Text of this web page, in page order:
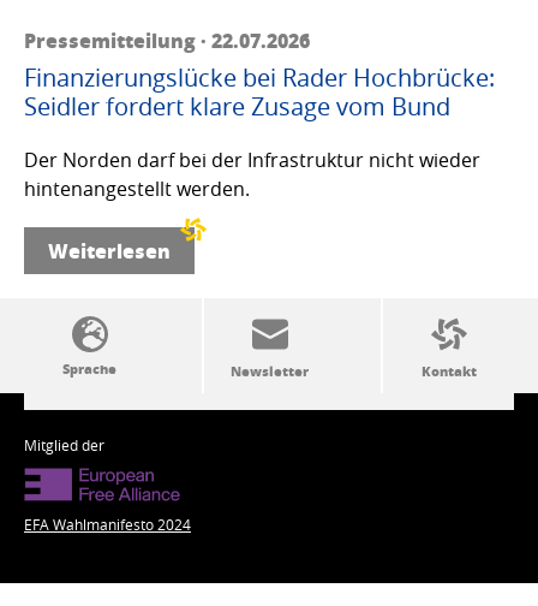
Pressemitteilung · 22.07.2026
Finanzierungslücke bei Rader Hochbrücke:
Seidler fordert klare Zusage vom Bund
Der Norden darf bei der Infrastruktur nicht wieder
hintenangestellt werden.
Weiterlesen
SSW-Politik von A bis Z
Mitglied der
EFA Wahlmanifesto 2024